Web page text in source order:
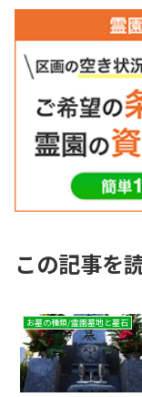
この記事を
お墓の種類/霊園墓地と墓石